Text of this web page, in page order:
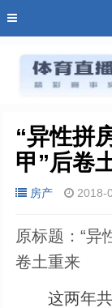
“异性拼
甲”后卷
房产 2018-
原标题：“异
卷土重来
这两年共